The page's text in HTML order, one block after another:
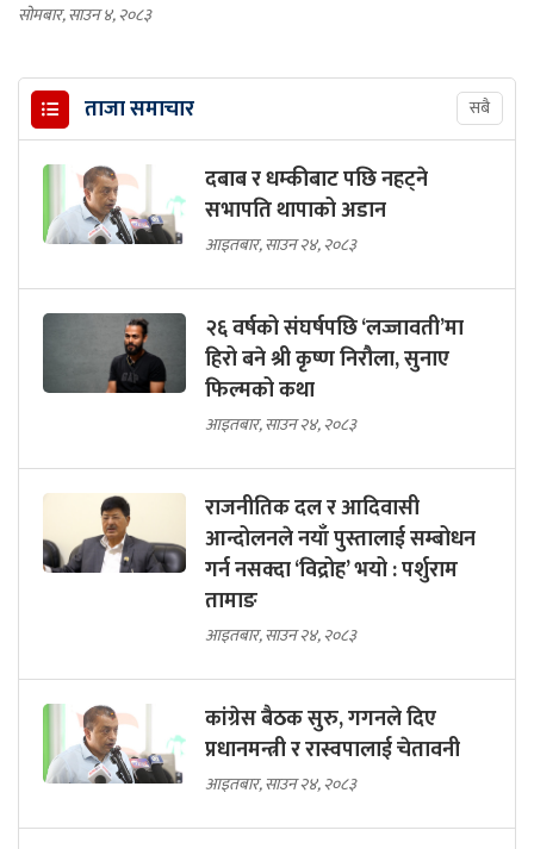
सोमबार, साउन ४, २०८३
ताजा समाचार सबै
दबाब र धम्कीबाट पछि नहट्ने
सभापति थापाको अडान
आइतबार, साउन २४, २०८३
२६ वर्षको संघर्षपछि ‘लज्जावती’मा
हिरो बने श्री कृष्ण निरौला, सुनाए
फिल्मको कथा
आइतबार, साउन २४, २०८३
राजनीतिक दल र आदिवासी
आन्दोलनले नयाँ पुस्तालाई सम्बोधन
गर्न नसक्दा ‘विद्रोह’ भयो : पर्शुराम
तामाङ
आइतबार, साउन २४, २०८३
कांग्रेस बैठक सुरु, गगनले दिए
प्रधानमन्त्री र रास्वपालाई चेतावनी
आइतबार, साउन २४, २०८३